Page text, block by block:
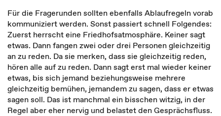
Für die Fragerunden sollten ebenfalls Ablaufregeln vorab
kommuniziert werden. Sonst passiert schnell Folgendes:
Zuerst herrscht eine Friedhofsatmosphäre. Kei­ner sagt
etwas. Dann fangen zwei oder drei Personen gleichzeitig
an zu reden. Da sie merken, dass sie gleichzeitig reden,
hören alle auf zu reden. Dann sagt erst mal wieder keiner
etwas, bis sich jemand beziehungsweise mehrere
gleichzeitig be­mühen, jemandem zu sagen, dass er etwas
sagen soll. Das ist manchmal ein biss­chen witzig, in der
Regel aber eher nervig und belastet den Gesprächsfluss.